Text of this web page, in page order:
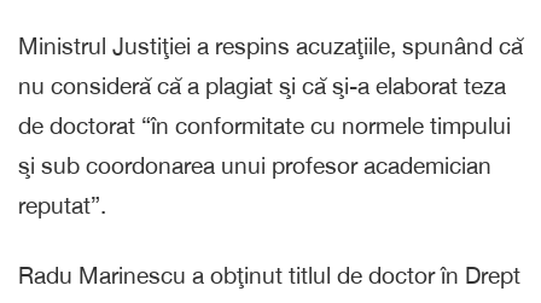
Ministrul Justiţiei a respins acuzaţiile, spunând că
nu consideră că a plagiat şi că şi-a elaborat teza
de doctorat “în conformitate cu normele timpului
şi sub coordonarea unui profesor academician
reputat”.
Radu Marinescu a obţinut titlul de doctor în Drept